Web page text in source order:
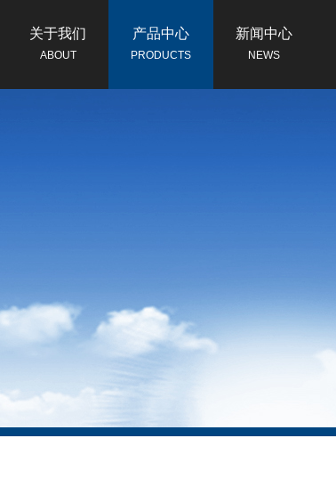
关于我们
ABOUT
产品中心
PRODUCTS
新闻中心
NEWS